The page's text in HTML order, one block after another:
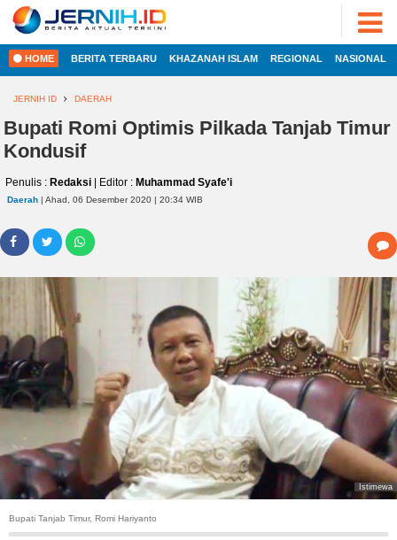
HOME
REGIONAL
NASIONAL
INTERNASIONAL
EKOBIS
POLITIK
HUKUM
KRIMINAL
ADVERTORIAL
FOTO
VIDEO
PESONA
JAMBI
PESONA
PESONA
CAKRAWALA
PROPERTY
LIFESTYLE
ENTREPRENEURSHIP
2022
JERNIH.ID
•
Developed
HOME BERITA TERBARU KHAZANAH ISLAM REGIONAL NASIONAL
JERNIH ID DAERAH
Bupati Romi Optimis Pilkada Tanjab Timur
Kondusif
Penulis : Redaksi | Editor : Muhammad Syafe'i
Daerah | Ahad, 06 Desember 2020 | 20:34 WIB
Istimewa
Bupati Tanjab Timur, Romi Hariyanto